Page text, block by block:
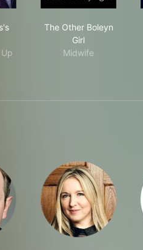
The Other Boleyn
Girl
Midwife